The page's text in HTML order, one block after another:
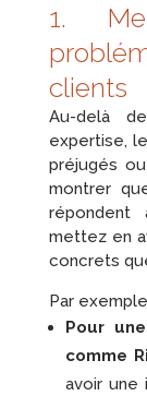
1.
clients
Au-delà
expertise,
préjugés
montrer
répondent
mettez en
concrets
Par
Pour une
comme
avoir une